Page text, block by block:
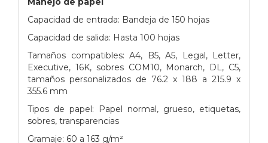
Capacidad de entrada: Bandeja de 150 hojas
Capacidad de salida: Hasta 100 hojas
Tamaños compatibles: A4, B5, A5, Legal, Letter,
Executive, 16K, sobres COM10, Monarch, DL, C5,
tamaños personalizados de 76.2 x 188 a 215.9 x
355.6 mm
Tipos de papel: Papel normal, grueso, etiquetas,
sobres, transparencias
Gramaje: 60 a 163 g/m²